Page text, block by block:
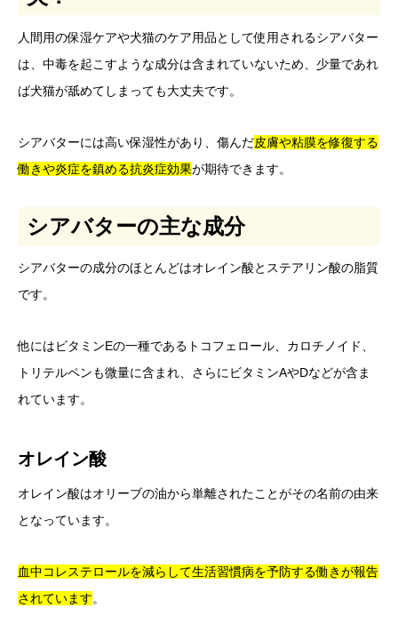
人間用の保湿ケアや犬猫のケア用品として使用されるシアバター
は、中毒を起こすような成分は含まれていないため、少量であれ
ば犬猫が舐めてしまっても大丈夫です。
シアバターには高い保湿性があり、傷んだ皮膚や粘膜を修復する
働きや炎症を鎮める抗炎症効果が期待できます。
シアバターの主な成分
シアバターの成分のほとんどはオレイン酸とステアリン酸の脂質
です。
他にはビタミンEの一種であるトコフェロール、カロチノイド、
トリテルペンも微量に含まれ、さらにビタミンAやDなどが含ま
れています。
オレイン酸
オレイン酸はオリーブの油から単離されたことがその名前の由来
となっています。
血中コレステロールを減らして生活習慣病を予防する働きが報告
されています。